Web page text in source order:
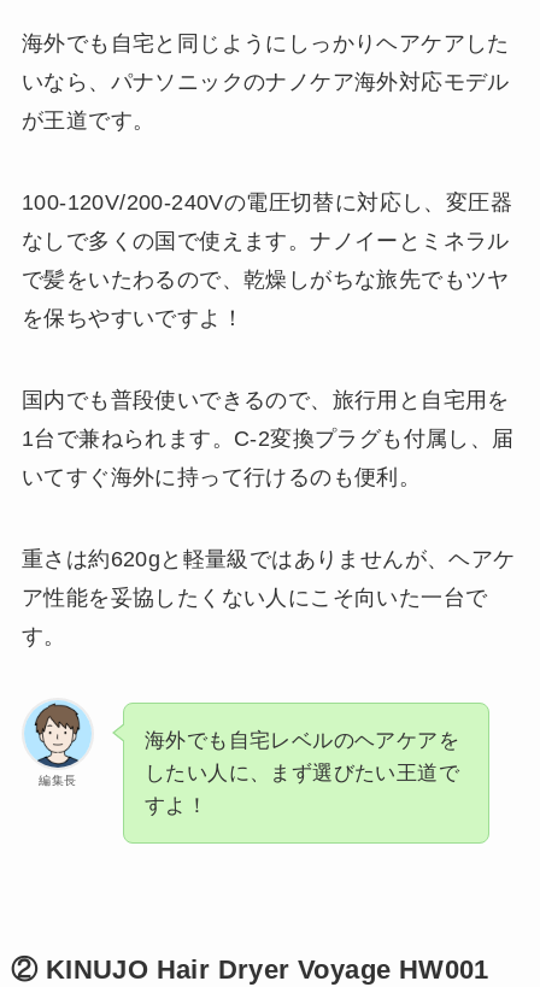
海外でも自宅と同じようにしっかりヘアケアした
いなら、パナソニックのナノケア海外対応モデル
が王道です。
100-120V/200-240Vの電圧切替に対応し、変圧器
なしで多くの国で使えます。ナノイーとミネラル
で髪をいたわるので、乾燥しがちな旅先でもツヤ
を保ちやすいですよ！
国内でも普段使いできるので、旅行用と自宅用を
1台で兼ねられます。C-2変換プラグも付属し、届
いてすぐ海外に持って行けるのも便利。
重さは約620gと軽量級ではありませんが、ヘアケ
ア性能を妥協したくない人にこそ向いた一台で
す。
編集長
海外でも自宅レベルのヘアケアを
したい人に、まず選びたい王道で
すよ！
② KINUJO Hair Dryer Voyage HW001